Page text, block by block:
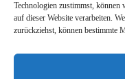
Technologien zustimmst,
auf dieser Website verarbeiten.
zurückziehst, können bestimmte